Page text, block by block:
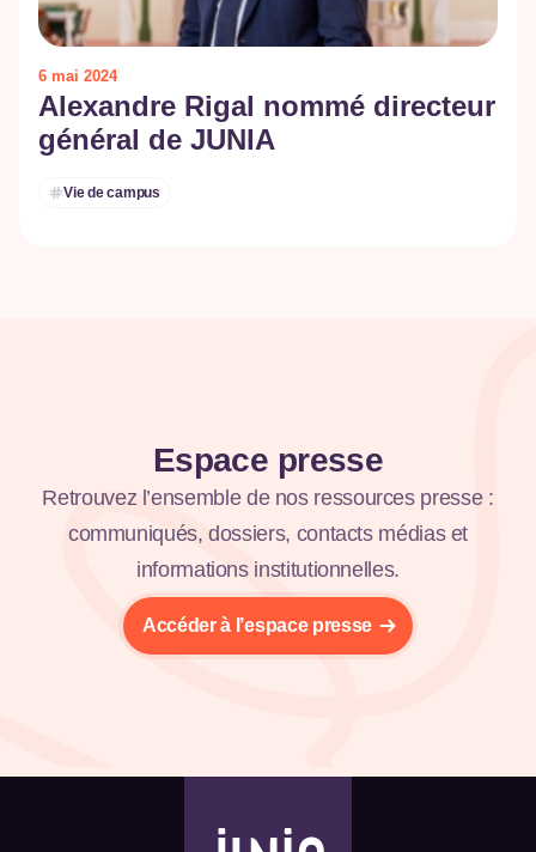
6 mai 2024
Alexandre Rigal nommé directeur
général de JUNIA
Vie de campus
Espace presse
Retrouvez l’ensemble de nos ressources presse :
communiqués, dossiers, contacts médias et
informations institutionnelles.
Accéder à l’espace presse